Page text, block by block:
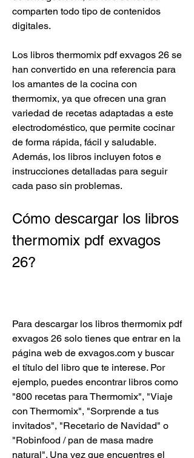
comparten todo tipo de contenidos
digitales.
Los libros thermomix pdf exvagos 26 se
han convertido en una referencia para
los amantes de la cocina con
thermomix, ya que ofrecen una gran
variedad de recetas adaptadas a este
electrodoméstico, que permite cocinar
de forma rápida, fácil y saludable.
Además, los libros incluyen fotos e
instrucciones detalladas para seguir
cada paso sin problemas.
Cómo descargar los libros
thermomix pdf exvagos
26?
Para descargar los libros thermomix pdf
exvagos 26 solo tienes que entrar en la
página web de exvagos.com y buscar
el título del libro que te interese. Por
ejemplo, puedes encontrar libros como
"800 recetas para Thermomix", "Viaje
con Thermomix", "Sorprende a tus
invitados", "Recetario de Navidad" o
"Robinfood / pan de masa madre
natural". Una vez que encuentres el